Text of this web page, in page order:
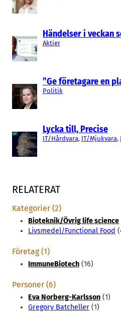
Händelser i veckan
Aktier
”Ge företagare en
Politik
Lycka till, Precise
IT/Hårdvara, IT/Mjukvara,
RELATERAT
Kategorier (2)
Bioteknik/Övrig life science
Livsmedel/Functional Food
Företag (1)
ImmuneBiotech (16)
Personer (6)
Eva Norberg-Karlsson (1)
Gregory Batcheller (1)